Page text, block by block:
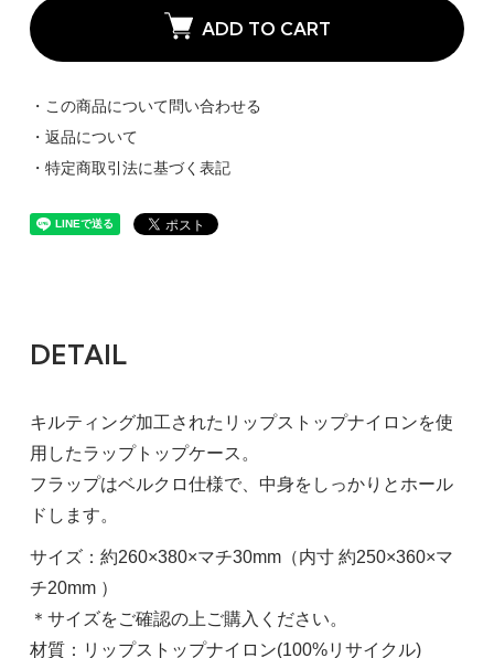
ADD TO CART
・この商品について問い合わせる
・返品について
・特定商取引法に基づく表記
DETAIL
キルティング加工されたリップストップナイロンを使
用したラップトップケース。
フラップはベルクロ仕様で、中身をしっかりとホール
ドします。
サイズ：約260×380×マチ30mm（内寸 約250×360×マ
チ20mm ）
＊サイズをご確認の上ご購入ください。
材質：リップストップナイロン(100%リサイクル)